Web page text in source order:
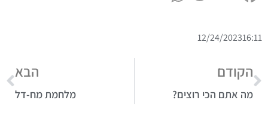
16:11
12/24/2023
הקודם
מה אתם הכי רוצים?
הבא
מלחמת מח-דל